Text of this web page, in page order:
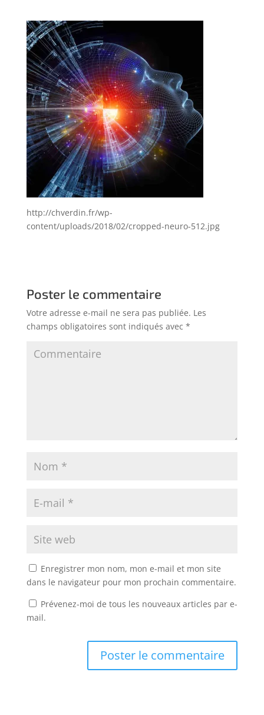
http://chverdin.fr/wp-
content/uploads/2018/02/cropped-neuro-512.jpg
Poster le commentaire
Votre adresse e-mail ne sera pas publiée. Les
champs obligatoires sont indiqués avec *
Enregistrer mon nom, mon e-mail et mon site
dans le navigateur pour mon prochain commentaire.
Prévenez-moi de tous les nouveaux articles par e-
mail.